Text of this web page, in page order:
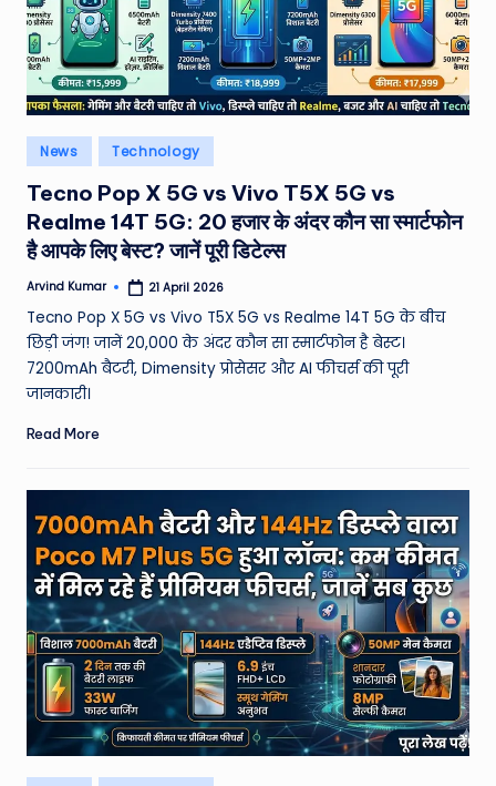
Posted
in
News Technology
Tecno Pop X 5G vs Vivo T5X 5G vs
Realme 14T 5G: 20 हजार के अंदर कौन सा स्मार्टफोन
है आपके लिए बेस्ट? जानें पूरी डिटेल्स
Posted
Arvind Kumar 21 April 2026
Tecno Pop X 5G vs Vivo T5X 5G vs Realme 14T 5G के बीच
छिड़ी जंग! जानें 20,000 के अंदर कौन सा स्मार्टफोन है बेस्ट।
7200mAh बैटरी, Dimensity प्रोसेसर और AI फीचर्स की पूरी
जानकारी।
Read More